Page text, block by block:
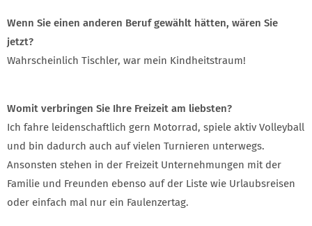
Wenn Sie einen anderen Beruf gewählt hätten, wären Sie
jetzt?
Wahrscheinlich Tischler, war mein Kindheitstraum!
Womit verbringen Sie Ihre Freizeit am liebsten?
Ich fahre leidenschaftlich gern Motorrad, spiele aktiv Volleyball
und bin dadurch auch auf vielen Turnieren unterwegs.
Ansonsten stehen in der Freizeit Unternehmungen mit der
Familie und Freunden ebenso auf der Liste wie Urlaubsreisen
oder einfach mal nur ein Faulenzertag.